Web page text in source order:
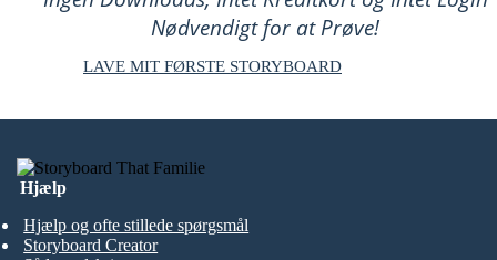
Nødvendigt for at Prøve!
LAVE MIT FØRSTE STORYBOARD
Hjælp
Hjælp og ofte stillede spørgsmål
Storyboard Creator